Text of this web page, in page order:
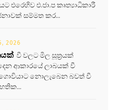
එරෙහිව එ.ජා.ප කෘත්‍යාධිකාරී
සම්මත කර...
2026
වී වලට මිල සූත්‍රයක්
ආකාරයේ ලාබයක් වී
නොලැබෙන බවත් වී